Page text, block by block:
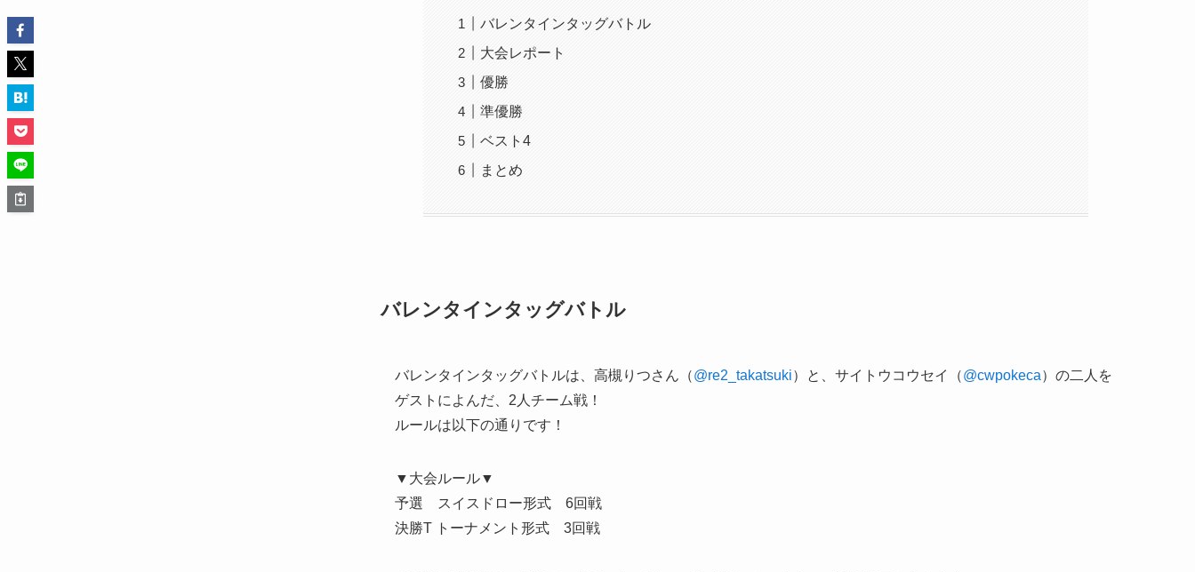
バレンタインタッグバトル
大会レポート
優勝
準優勝
ベスト4
まとめ
バレンタインタッグバトル
バレンタインタッグバトルは、高槻りつさん（@re2_takatsuki）と、サイトウコウセイ（@cwpokeca）の二人を
ゲストによんだ、2人チーム戦！
ルールは以下の通りです！
▼大会ルール▼
予選 スイスドロー形式 6回戦
決勝T トーナメント形式 3回戦